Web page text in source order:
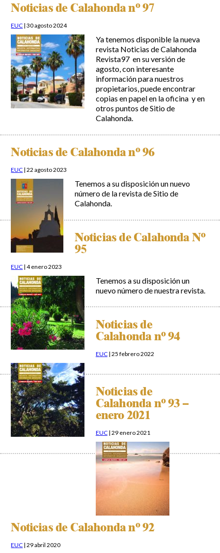
Noticias de Calahonda nº 97
EUC |30 agosto 2024
Ya tenemos disponible la nueva
revista Noticias de Calahonda
Revista97 en su versión de
agosto, con interesante
información para nuestros
propietarios, puede encontrar
copias en papel en la oficina y en
otros puntos de Sitio de
Calahonda.
Noticias de Calahonda nº 96
EUC |22 agosto 2023
Tenemos a su disposición un nuevo
número de la revista de Sitio de
Calahonda.
Noticias de Calahonda Nº
95
EUC |4 enero 2023
Tenemos a su disposición un
nuevo número de nuestra revista.
Noticias de
Calahonda nº 94
EUC | 25 febrero 2022
Noticias de
Calahonda nº 93 –
enero 2021
EUC | 29 enero 2021
Noticias de Calahonda nº 92
EUC |29 abril 2020